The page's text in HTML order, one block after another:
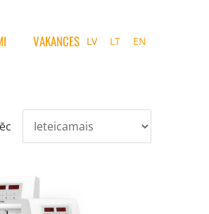
VAKANCES LV LT EN